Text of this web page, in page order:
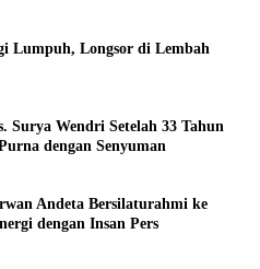
Lumpuh, Longsor di Lembah
Surya Wendri Setelah 33 Tahun
dengan Senyuman
Andeta Bersilaturahmi ke
dengan Insan Pers